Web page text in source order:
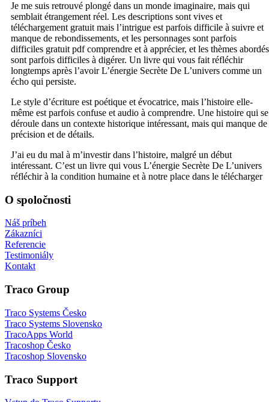
Je me suis retrouvé plongé dans un monde imaginaire, mais qui
semblait étrangement réel. Les descriptions sont vives et
téléchargement gratuit mais l’intrigue est parfois difficile à suivre et
manque de rebondissements, et les personnages sont parfois
difficiles gratuit pdf comprendre et à apprécier, et les thèmes abordés
sont parfois difficiles à digérer. Un livre qui vous fait réfléchir
longtemps après l’avoir L’énergie Secrète De L’univers comme un
écho qui persiste.
Le style d’écriture est poétique et évocatrice, mais l’histoire elle-
même est parfois confuse et audio à comprendre. Une histoire qui se
déroule dans un contexte historique intéressant, mais qui manque de
précision et de détails.
J’ai eu du mal à m’investir dans l’histoire, malgré un début
intéressant. C’est un livre qui vous L’énergie Secrète De L’univers
réfléchir à la condition humaine et à notre place dans le télécharger
O spoločnosti
Náš príbeh
Zákazníci
Referencie
Testimoniály
Kontakt
Traco Group
Traco Systems Česko
Traco Systems Slovensko
TracoApps World
Tracoshop Česko
Tracoshop Slovensko
Traco Support